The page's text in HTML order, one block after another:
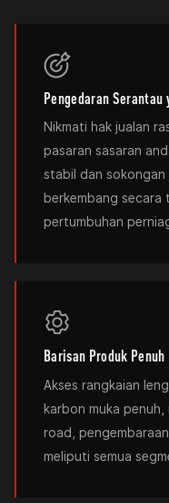
Pengedaran Serantau
Nikmati hak jualan
pasaran sasaran
stabil dan sokongan
berkembang secara
pertumbuhan
Barisan Produk Penuh
Akses rangkaian
karbon muka
road,
meliputi semua